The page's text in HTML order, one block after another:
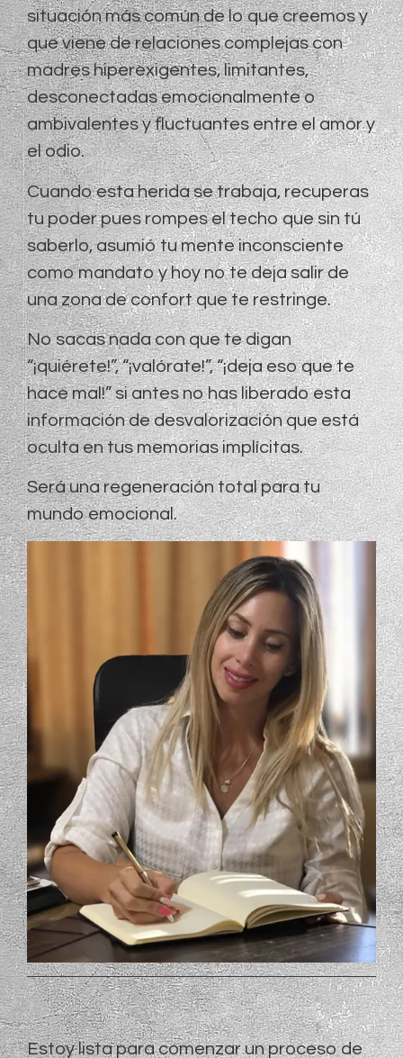
situación más común de lo que creemos y
que viene de relaciones complejas con
madres hiperexigentes, limitantes,
desconectadas emocionalmente o
ambivalentes y fluctuantes entre el amor y
el odio.
Cuando esta herida se trabaja, recuperas
tu poder pues rompes el techo que sin tú
saberlo, asumió tu mente inconsciente
como mandato y hoy no te deja salir de
una zona de confort que te restringe.
No sacas nada con que te digan
“¡quiérete!”, “¡valórate!”, “¡deja eso que te
hace mal!” si antes no has liberado esta
información de desvalorización que está
oculta en tus memorias implícitas.
Será una regeneración total para tu
mundo emocional.
Estoy lista para comenzar un proceso de